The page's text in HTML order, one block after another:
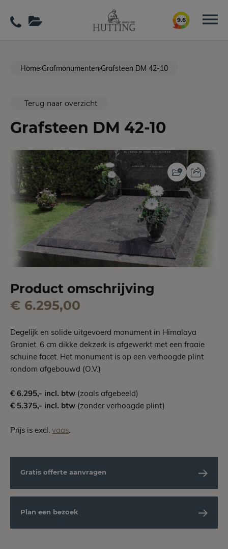
9.6
Home Grafmonumenten Grafsteen DM 42-10
Terug naar overzicht
Grafsteen DM 42-10
Product omschrijving
€ 6.295,00
Degelijk en solide uitgevoerd monument in Himalaya
Graniet. 6 cm dikke dekzerk is afgewerkt met een fraaie
schuine facet. Het monument is op een verhoogde plint
rondom afgebouwd (O.V.)
€ 6.295,- incl. btw (zoals afgebeeld)
€ 5.375,- incl. btw (zonder verhoogde plint)
Prijs is excl. vaas
Gratis offerte aanvragen
Plan een bezoek